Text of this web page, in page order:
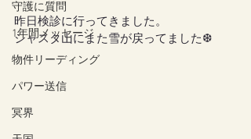
守護に質問
1年間メッセージ
物件リーディング
パワー送信
冥界
昨日検診に行ってきました。
シャスタ山にまた雪が戻ってました❆